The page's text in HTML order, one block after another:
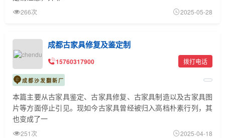
266次 2025-05-28
成都古家具修复及鉴定制
15760317900 拨打电话
成都沙发翻新厂
本篇主要从古家具鉴定、古家具修复、古家具制造以及古家具图
片等方面停止引见。现如今古家具曾经被归入高档朴素行列，其
也变成了一
251次 2025-04-18